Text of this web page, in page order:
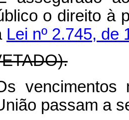
o direito à
Lei nº 2.745, de
vencimentos
passam a